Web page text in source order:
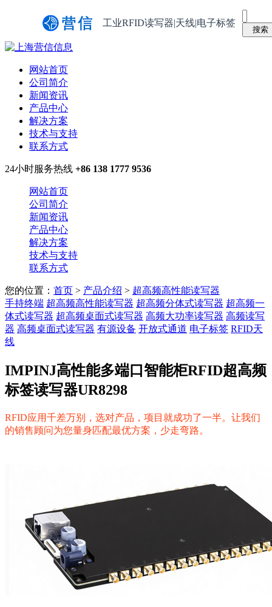
工业RFID读写器|天线|电子标签
网站首页
公司简介
新闻资讯
产品中心
解决方案
技术与支持
联系方式
24小时服务热线 +86 138 1777 9536
网站首页
公司简介
新闻资讯
产品中心
解决方案
技术与支持
联系方式
您的位置： 首页 > 产品介绍 > 超高频高性能读写器
手持终端 超高频高性能读写器 超高频分体式读写器 超高频一
体式读写器 超高频桌面式读写器 高频大功率读写器 高频读写
器 高频桌面式读写器 有源设备 开放式通道 电子标签 RFID天
线
IMPINJ高性能多端口智能柜RFID超高频
标签读写器UR8298
RFID应用千差万别，选对产品，项目就成功了一半。让我们
的销售顾问为您量身匹配最优方案，少走弯路。